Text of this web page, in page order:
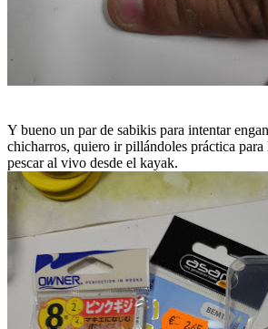
Y bueno un par de sabikis para intentar
chicharros, quiero ir pillándoles práctica para
pescar al vivo desde el kayak.